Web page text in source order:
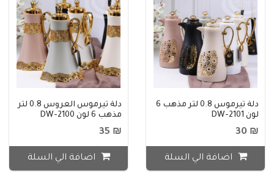
دلة تيرموس 0.8 لتر مذهب 6
لون DW-2101
₪ 30
اضافة الي السلة
دلة تيرموس العروس 0.8 لتر
مذهب 6 لون DW-2100
₪ 35
اضافة الي السلة